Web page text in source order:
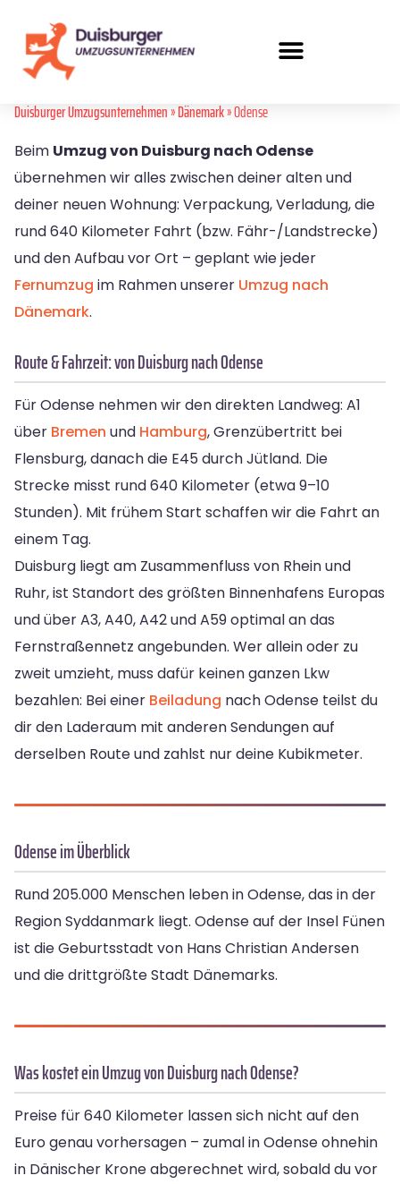
Duisburger Umzugsunternehmen»Dänemark» Odense
Beim Umzug von Duisburg nach Odense
übernehmen wir alles zwischen deiner alten und
deiner neuen Wohnung: Verpackung, Verladung, die
rund 640 Kilometer Fahrt (bzw. Fähr-/Landstrecke)
und den Aufbau vor Ort – geplant wie jeder
Fernumzug im Rahmen unserer Umzug nach
Dänemark.
Route & Fahrzeit: von Duisburg nach Odense
Für Odense nehmen wir den direkten Landweg: A1
über Bremen und Hamburg, Grenzübertritt bei
Flensburg, danach die E45 durch Jütland. Die
Strecke misst rund 640 Kilometer (etwa 9–10
Stunden). Mit frühem Start schaffen wir die Fahrt an
einem Tag.
Duisburg liegt am Zusammenfluss von Rhein und
Ruhr, ist Standort des größten Binnenhafens Europas
und über A3, A40, A42 und A59 optimal an das
Fernstraßennetz angebunden. Wer allein oder zu
zweit umzieht, muss dafür keinen ganzen Lkw
bezahlen: Bei einer Beiladung nach Odense teilst du
dir den Laderaum mit anderen Sendungen auf
derselben Route und zahlst nur deine Kubikmeter.
Odense im Überblick
Rund 205.000 Menschen leben in Odense, das in der
Region Syddanmark liegt. Odense auf der Insel Fünen
ist die Geburtsstadt von Hans Christian Andersen
und die drittgrößte Stadt Dänemarks.
Was kostet ein Umzug von Duisburg nach Odense?
Preise für 640 Kilometer lassen sich nicht auf den
Euro genau vorhersagen – zumal in Odense ohnehin
in Dänischer Krone abgerechnet wird, sobald du vor